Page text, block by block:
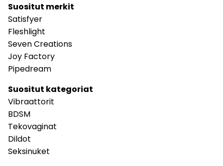
Suositut merkit
Satisfyer
Fleshlight
Seven Creations
Joy Factory
Pipedream
Suositut kategoriat
Vibraattorit
BDSM
Tekovaginat
Dildot
Seksinuket